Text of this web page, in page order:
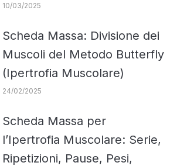
10/03/2025
Scheda Massa: Divisione dei
Muscoli del Metodo Butterfly
(Ipertrofia Muscolare)
24/02/2025
Scheda Massa per
l’Ipertrofia Muscolare: Serie,
Ripetizioni, Pause, Pesi,